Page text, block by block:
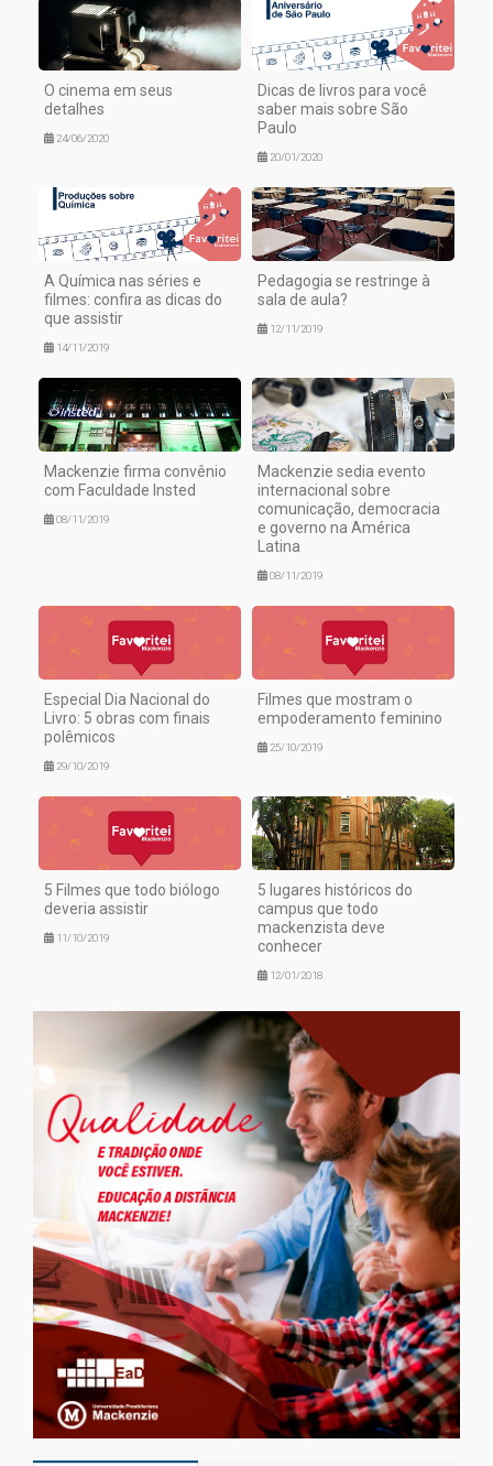
O cinema em seus
detalhes
24/06/2020
Dicas de livros para você
saber mais sobre São
Paulo
20/01/2020
A Química nas séries e
filmes: confira as dicas do
que assistir
14/11/2019
Pedagogia se restringe à
sala de aula?
12/11/2019
Mackenzie firma convênio
com Faculdade Insted
08/11/2019
Mackenzie sedia evento
internacional sobre
comunicação, democracia
e governo na América
Latina
08/11/2019
Especial Dia Nacional do
Livro: 5 obras com finais
polêmicos
29/10/2019
Filmes que mostram o
empoderamento feminino
25/10/2019
5 Filmes que todo biólogo
deveria assistir
11/10/2019
5 lugares históricos do
campus que todo
mackenzista deve
conhecer
12/01/2018